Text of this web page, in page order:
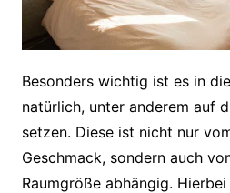
Besonders wichtig ist es in
natürlich, unter anderem auf
setzen. Diese ist nicht nur
Geschmack, sondern auch
Raumgröße abhängig.